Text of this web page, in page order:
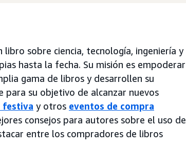
libro sobre ciencia, tecnología, ingeniería y
hasta la fecha. Su misión es empoderar
gama de libros y desarrollen su
para su objetivo de alcanzar nuevos
festiva y otros eventos de compra
consejos para autores sobre el uso de
entre los compradores de libros